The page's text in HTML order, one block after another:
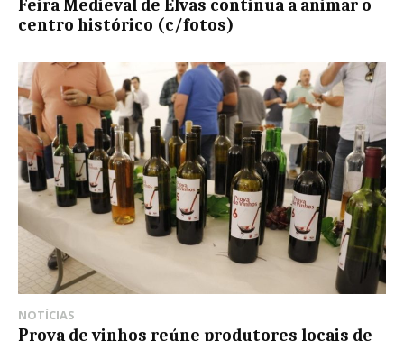
Feira Medieval de Elvas continua a animar o
centro histórico (c/fotos)
NOTÍCIAS
Prova de vinhos reúne produtores locais de